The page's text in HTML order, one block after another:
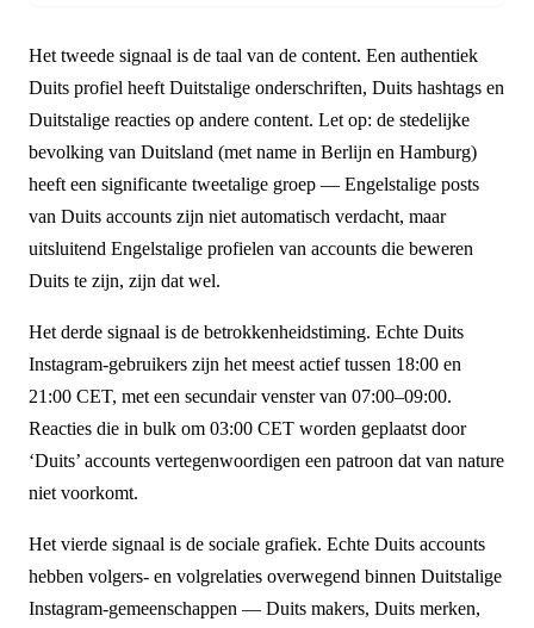
Het tweede signaal is de taal van de content. Een authentiek
Duits profiel heeft Duitstalige onderschriften, Duits hashtags en
Duitstalige reacties op andere content. Let op: de stedelijke
bevolking van Duitsland (met name in Berlijn en Hamburg)
heeft een significante tweetalige groep — Engelstalige posts
van Duits accounts zijn niet automatisch verdacht, maar
uitsluitend Engelstalige profielen van accounts die beweren
Duits te zijn, zijn dat wel.
Het derde signaal is de betrokkenheidstiming. Echte Duits
Instagram-gebruikers zijn het meest actief tussen 18:00 en
21:00 CET, met een secundair venster van 07:00–09:00.
Reacties die in bulk om 03:00 CET worden geplaatst door
‘Duits’ accounts vertegenwoordigen een patroon dat van nature
niet voorkomt.
Het vierde signaal is de sociale grafiek. Echte Duits accounts
hebben volgers- en volgrelaties overwegend binnen Duitstalige
Instagram-gemeenschappen — Duits makers, Duits merken,